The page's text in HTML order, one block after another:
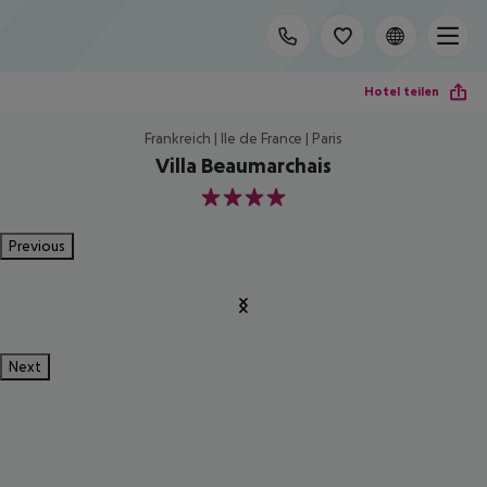
Hotel teilen
Frankreich | Ile de France | Paris
Villa Beaumarchais
4
Previous
Next